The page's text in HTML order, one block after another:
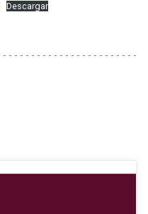
Descargar